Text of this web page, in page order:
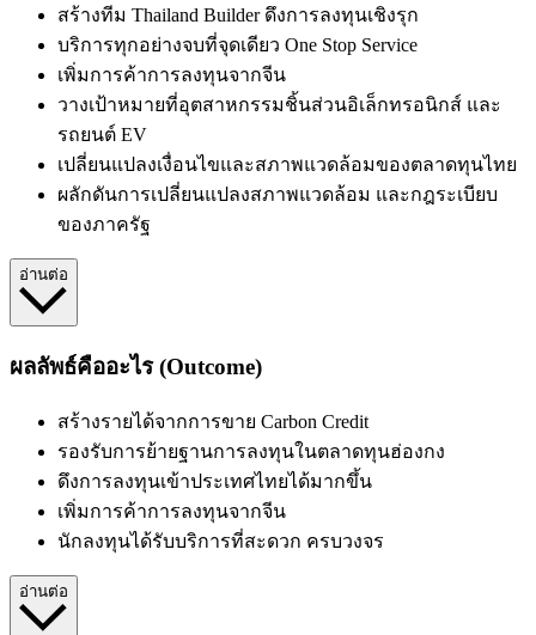
สร้างทีม Thailand Builder ดึงการลงทุนเชิงรุก
บริการทุกอย่างจบที่จุดเดียว One Stop Service
เพิ่มการค้าการลงทุนจากจีน
วางเป้าหมายที่อุตสาหกรรมชิ้นส่วนอิเล็กทรอนิกส์ และ
รถยนต์ EV
เปลี่ยนแปลงเงื่อนไขและสภาพแวดล้อมของตลาดทุนไทย
ผลักดันการเปลี่ยนแปลงสภาพแวดล้อม และกฎระเบียบ
ของภาครัฐ
อ่านต่อ
ผลลัพธ์คืออะไร (Outcome)
สร้างรายได้จากการขาย Carbon Credit
รองรับการย้ายฐานการลงทุนในตลาดทุนฮ่องกง
ดึงการลงทุนเข้าประเทศไทยได้มากขึ้น
เพิ่มการค้าการลงทุนจากจีน
นักลงทุนได้รับบริการที่สะดวก ครบวงจร
อ่านต่อ